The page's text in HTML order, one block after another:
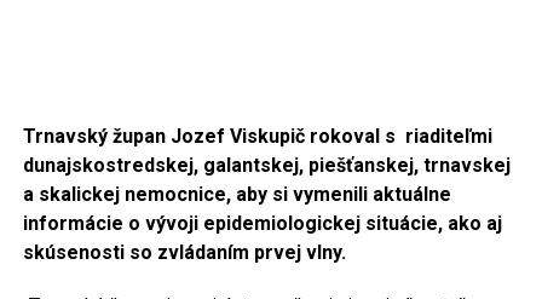
Trnavský župan Jozef Viskupič rokoval s riaditeľmi
dunajskostredskej, galantskej, piešťanskej, trnavskej
a skalickej nemocnice, aby si vymenili aktuálne
informácie o vývoji epidemiologickej situácie, ako aj
skúsenosti so zvládaním prvej vlny.